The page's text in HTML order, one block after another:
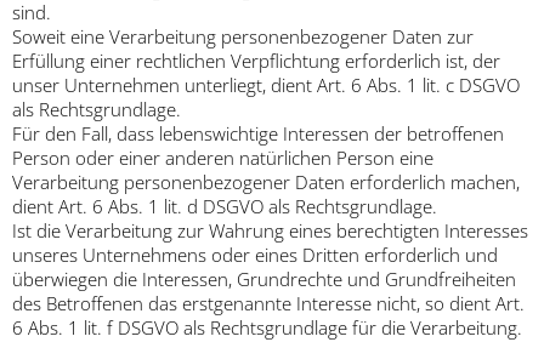
sind.
Soweit eine Verarbeitung personenbezogener Daten zur
Erfüllung einer rechtlichen Verpflichtung erforderlich ist, der
unser Unternehmen unterliegt, dient Art. 6 Abs. 1 lit. c DSGVO
als Rechtsgrundlage.
Für den Fall, dass lebenswichtige Interessen der betroffenen
Person oder einer anderen natürlichen Person eine
Verarbeitung personenbezogener Daten erforderlich machen,
dient Art. 6 Abs. 1 lit. d DSGVO als Rechtsgrundlage.
Ist die Verarbeitung zur Wahrung eines berechtigten Interesses
unseres Unternehmens oder eines Dritten erforderlich und
überwiegen die Interessen, Grundrechte und Grundfreiheiten
des Betroffenen das erstgenannte Interesse nicht, so dient Art.
6 Abs. 1 lit. f DSGVO als Rechtsgrundlage für die Verarbeitung.